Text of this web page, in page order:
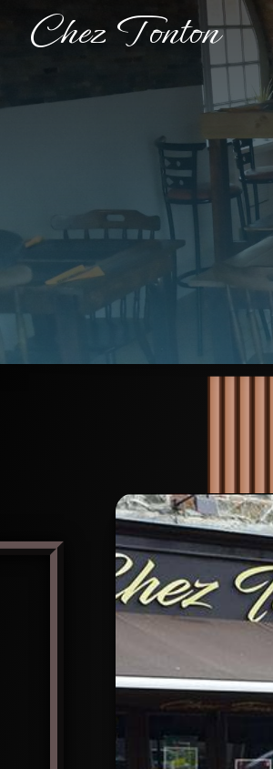
Chez Tonton
Panneau de gestion des cookies